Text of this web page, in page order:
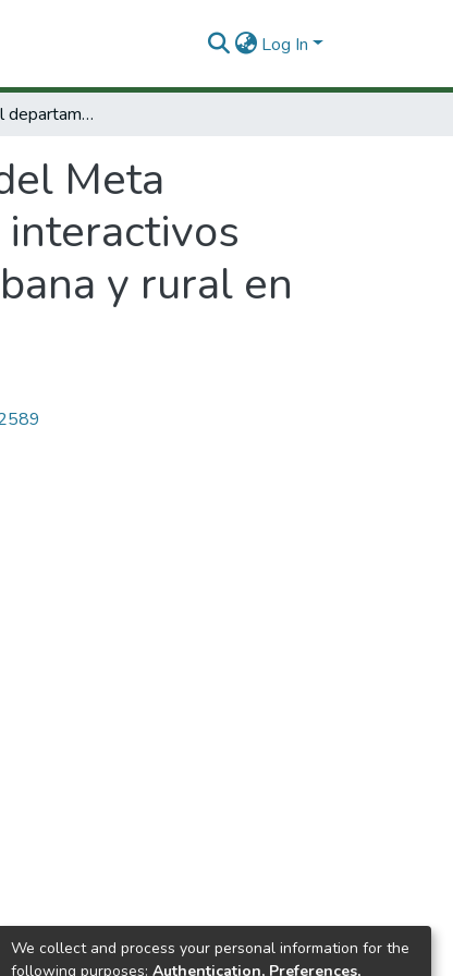
Log In
Ludomática en el departamento del Meta :ambientes lúdicos, creativos, colaborativos e interactivos aplicados al mejoramiento de la educación urbana y rural en el departamento del Meta
Meta
y rural en
We collect and process your personal information for the
following purposes: Authentication, Preferences,